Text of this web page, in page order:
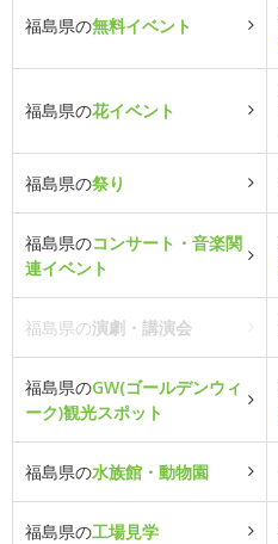
福島県の無料イベント
福島県の花イベント
福島県の祭り
福島県のコンサート・音楽関
連イベント
福島県の演劇・講演会
福島県のGW(ゴールデンウィ
ーク)観光スポット
福島県の水族館・動物園
福島県の工場見学